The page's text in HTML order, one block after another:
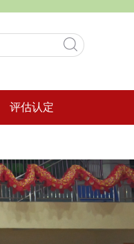
评估认定